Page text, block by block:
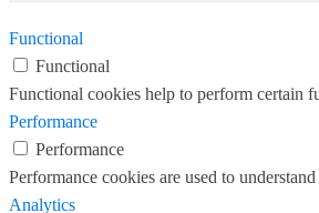
Functional
Functional
Functional cookies help to perform certain
Performance
Performance
Performance cookies are used to
Analytics